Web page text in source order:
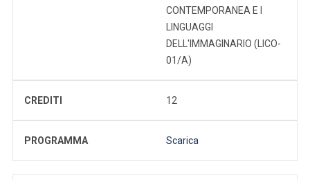
CONTEMPORANEA E I
LINGUAGGI
DELL'IMMAGINARIO (LICO-
01/A)
CREDITI 12
PROGRAMMA Scarica